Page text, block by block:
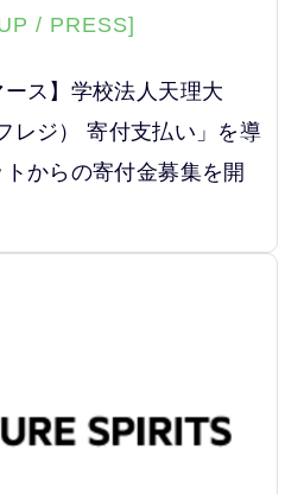
/ PRESS]
ース】学校法人天理大
レジ） 寄付支払い」を導
からの寄付金募集を開